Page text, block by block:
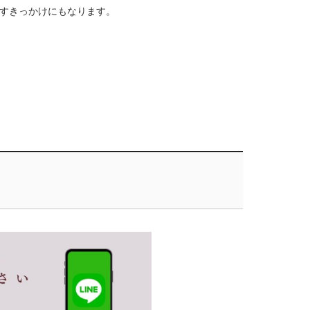
きっかけにもなります。